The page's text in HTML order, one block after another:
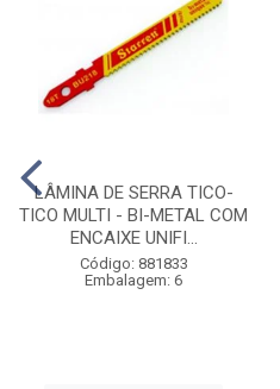
LÂMINA DE SERRA TICO-
TICO MULTI - BI-METAL COM
ENCAIXE UNIFI...
Código: 881833
Embalagem: 6